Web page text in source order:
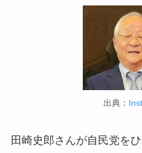
出典：
田崎史郎さんが自民党を